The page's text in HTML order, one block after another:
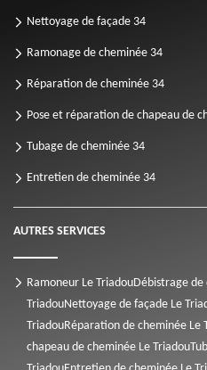
Nettoyage de façade 34
Ramonage de cheminée 34
Réparation de cheminée 34
Pose et réparation de chapeau de
Tubage de cheminée 34
Entretien de cheminée 34
AUTRES SERVICES
Ramoneur Le TriadouDébistrage de
TriadouNettoyage de façade Le
TriadouRéparation de cheminée Le
chapeau de cheminée Le Triadou